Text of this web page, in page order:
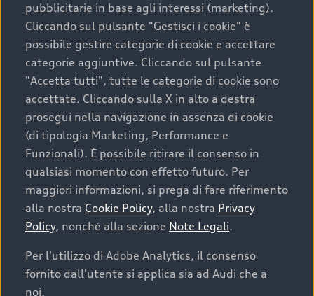
Scegliere un’auto usata è una decisione che coniuga
convenienza, affidabilità e sostenibilità. Per fare un
acquisto sicuro, è essenziale considerare aspetti
determinanti come la garanzia inclusa e l’affidabilità del
marchio. Audi offre l’auto usata perfetta tramite Audi
Prima Scelta :plus
Cosa sapere prima di
acquistare la tua prossima
auto
I requisiti fondamentali da considerare prima di
acquistare un’auto usata, oltre al prezzo e all'aspetto,
pubblicitarie in base agli interessi (marketing).
Cliccando sul pulsante "Gestisci i cookie" è
possibile gestire categorie di cookie e accettare
categorie aggiuntive. Cliccando sul pulsante
"Accetta tutti", tutte le categorie di cookie sono
accettate. Cliccando sulla X in alto a destra
prosegui nella navigazione in assenza di cookie
(di tipologia Marketing, Performance e
Funzionali). È possibile ritirare il consenso in
qualsiasi momento con effetto futuro. Per
maggiori informazioni, si prega di fare riferimento
alla nostra Cookie Policy, alla nostra Privacy
Policy, nonché alla sezione Note Legali.
Per l'utilizzo di Adobe Analytics, il consenso
fornito dall'utente si applica sia ad Audi che a
noi.